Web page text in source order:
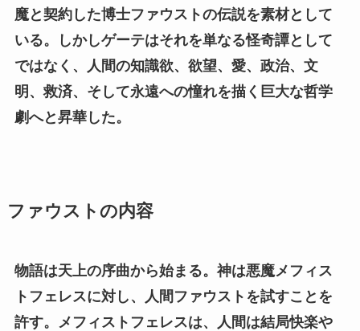
魔と契約した博士ファウストの伝説を素材として
いる。しかしゲーテはそれを単なる怪奇譚として
ではなく、人間の知識欲、欲望、愛、政治、文
明、救済、そして永遠への憧れを描く巨大な哲学
劇へと昇華した。
ファウストの内容
物語は天上の序曲から始まる。神は悪魔メフィス
トフェレスに対し、人間ファウストを試すことを
許す。メフィストフェレスは、人間は結局快楽や